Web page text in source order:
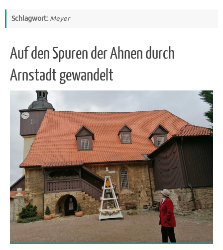
Schlagwort: Meyer
Auf den Spuren der Ahnen durch
Arnstadt gewandelt